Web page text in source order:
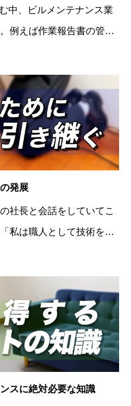
テナントフロアマシン
中、ビルメンテナンス業
例えば作業報告書の管
物件の管理と
発展
社長と会話をしていてこ
私は職人として技術を持
いるがこ
スに絶対必要な知識